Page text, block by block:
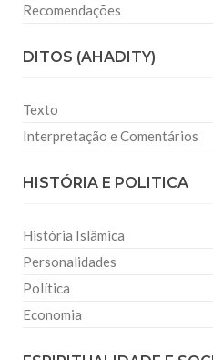
Recomendações
DITOS (AHADITY)
Texto
Interpretação e Comentários
HISTÓRIA E POLITICA
História Islâmica
Personalidades
Política
Economia